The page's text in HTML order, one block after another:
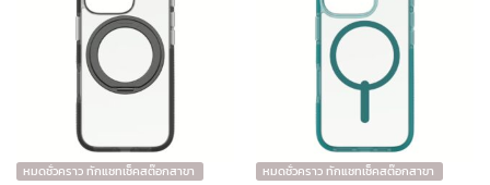
หมดชั่วคราว ทักแชทเช็คสต๊อกสาขา หมดชั่วคราว ทักแชทเช็คสต๊อกสาขา